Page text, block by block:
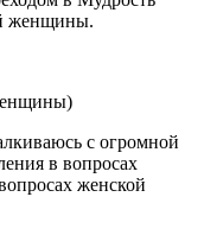
женщины.
с огромной
в вопросах
женской